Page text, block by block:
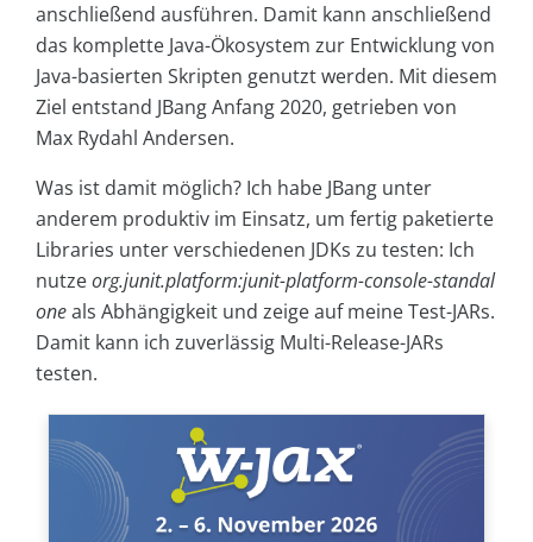
anschließend ausführen. Damit kann anschließend
das komplette Java-Ökosystem zur Entwicklung von
Java-basierten Skripten genutzt werden. Mit diesem
Ziel entstand JBang Anfang 2020, getrieben von
Max Rydahl Andersen.
Was ist damit möglich? Ich habe JBang unter
anderem produktiv im Einsatz, um fertig paketierte
Libraries unter verschiedenen JDKs zu testen: Ich
nutzeorg.junit.platform:junit-platform-console-standal
oneals Abhängigkeit und zeige auf meine Test-JARs.
Damit kann ich zuverlässig Multi-Release-JARs
testen.